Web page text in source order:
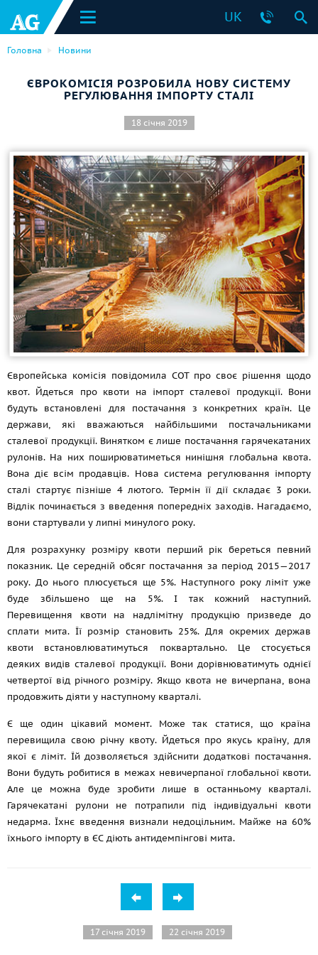
UK
Головна Новини
ЄВРОКОМІСІЯ РОЗРОБИЛА НОВУ СИСТЕМУ
РЕГУЛЮВАННЯ ІМПОРТУ СТАЛІ
18 січня 2019
Європейська комісія повідомила СОТ про своє рішення щодо
квот. Йдеться про квоти на імпорт сталевої продукції. Вони
будуть встановлені для постачання з конкретних країн. Це
держави, які вважаються найбільшими постачальниками
сталевої продукції. Винятком є лише постачання гарячекатаних
рулонів. На них поширюватиметься нинішня глобальна квота.
Вона діє всім продавців. Нова система регулювання імпорту
сталі стартує пізніше 4 лютого. Термін її дії складає 3 роки.
Відлік починається з введення попередніх заходів. Нагадаємо,
вони стартували у липні минулого року.
Для розрахунку розміру квоти перший рік береться певний
показник. Це середній обсяг постачання за період 2015—2017
року. До нього плюсується ще 5%. Наступного року ліміт уже
буде збільшено ще на 5%. І так кожний наступний.
Перевищення квоти на надлімітну продукцію призведе до
сплати мита. Її розмір становить 25%. Для окремих держав
квоти встановлюватимуться поквартально. Це стосується
деяких видів сталевої продукції. Вони дорівнюватимуть однієї
четвертої від річного розміру. Якщо квота не вичерпана, вона
продовжить діяти у наступному кварталі.
Є ще один цікавий момент. Може так статися, що країна
перевищила свою річну квоту. Йдеться про якусь країну, для
якої є ліміт. Їй дозволяється здійснити додаткові постачання.
Вони будуть робитися в межах невичерпаної глобальної квоти.
Але це можна буде зробити лише в останньому кварталі.
Гарячекатані рулони не потрапили під індивідуальні квоти
недарма. Їхнє введення визнали недоцільним. Майже на 60%
їхнього імпорту в ЄС діють антидемпінгові мита.
17 січня 2019 22 січня 2019